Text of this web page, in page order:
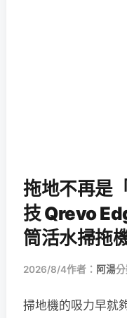
拖地不再是
技 Qrevo
筒活水掃拖
2026/8/4作者： 阿湯分
掃地機的吸力早就